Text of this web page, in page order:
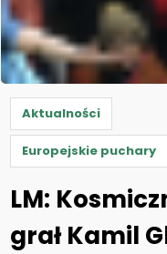
Aktualności
Europejskie puchary
LM:
grał Kamil